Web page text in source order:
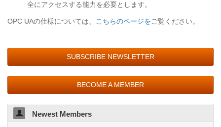
全にアクセスする能力を必要とします。
OPC UAの仕様については、 こちらのページをご覧ください。
SUBSCRIBE NEWSLETTER
BECOME A MEMBER
Newest Members